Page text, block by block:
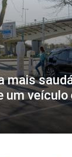
mais
um